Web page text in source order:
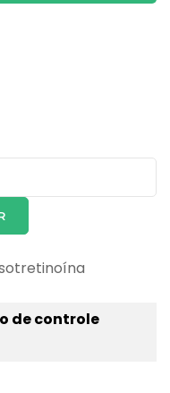
de controle